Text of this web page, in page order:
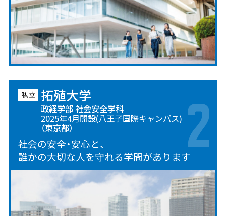
拓殖大学
政経学部 社会安全学科
2025年4月開設(八王子国際キャンパス)
（東京都）
社会の安全・安心と、
誰かの大切な人を守れる学問があります